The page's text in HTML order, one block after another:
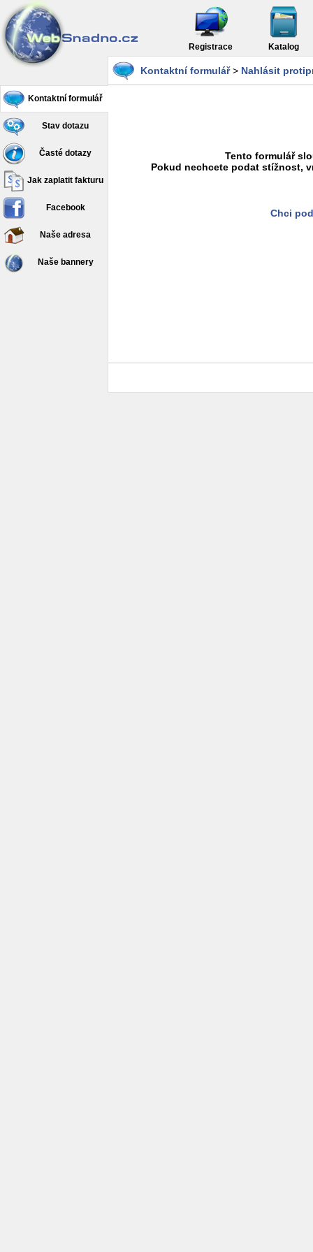
Registrace Katalog
Kontaktní formulář
Stav dotazu
Časté dotazy
Jak zaplatit fakturu
Facebook
Naše adresa
Naše bannery
Kontaktní formulář> Nahlásit
Tento formulář
Pokud nechcete podat stížnost,
Chci